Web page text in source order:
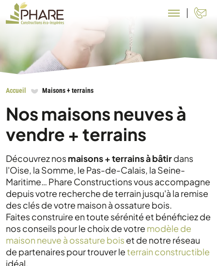
Accueil Maisons + terrains
Nos maisons neuves à
vendre + terrains
Découvrez nosmaisons + terrains à bâtirdans
l'Oise, la Somme, le Pas-de-Calais, la Seine-
Maritime… Phare Constructions vous accompagne
depuis votre recherche de terrain jusqu'à la remise
des clés de votre maison à ossature bois.
Faites construire en toute sérénité et bénéficiez de
nos conseils pour le choix de votre modèle de
maison neuve à ossature bois et de notre réseau
de partenaires pour trouver leterrain constructible
idéal.